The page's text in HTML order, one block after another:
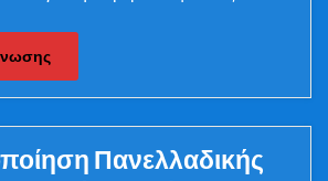
Πανελλαδικής